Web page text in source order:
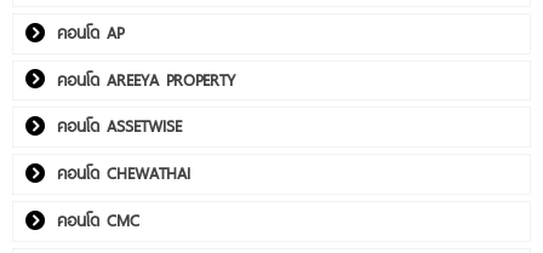
คอนโด AP
คอนโด AREEYA PROPERTY
คอนโด ASSETWISE
คอนโด CHEWATHAI
คอนโด CMC